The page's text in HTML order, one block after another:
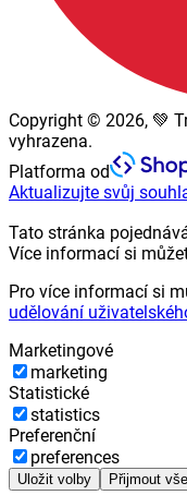
Copyright © 2026, 💚
vyhrazena.
Platforma od
Aktualizujte svůj
Tato stránka
Více informací si
Pro více informací si
udělování
Marketingové
marketing
Statistické
statistics
Preferenční
preferences
Uložit volby Přijmout vše